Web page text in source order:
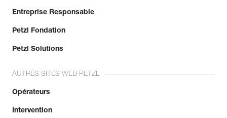
Entreprise Responsable
Petzl Fondation
Petzl Solutions
AUTRES SITES WEB PETZL
Opérateurs
Intervention